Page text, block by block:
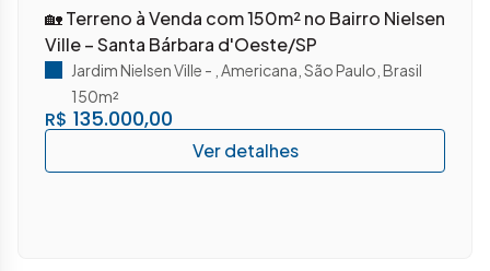
🏡 Terreno à Venda com 150m² no Bairro Nielsen
Ville – Santa Bárbara d'Oeste/SP
R$ 135.000,00
Jardim Nielsen Ville Americana São Paulo Brasil
150m²